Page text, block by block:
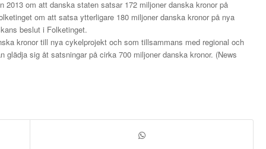
om att danska staten satsar 172 miljoner danska kronor på
om att satsa ytterligare 180 miljoner danska kronor på nya
beslut i Folketinget.
kronor till nya cykelprojekt och som tillsammans med regional och
sig åt satsningar på cirka 700 miljoner danska kronor. (News